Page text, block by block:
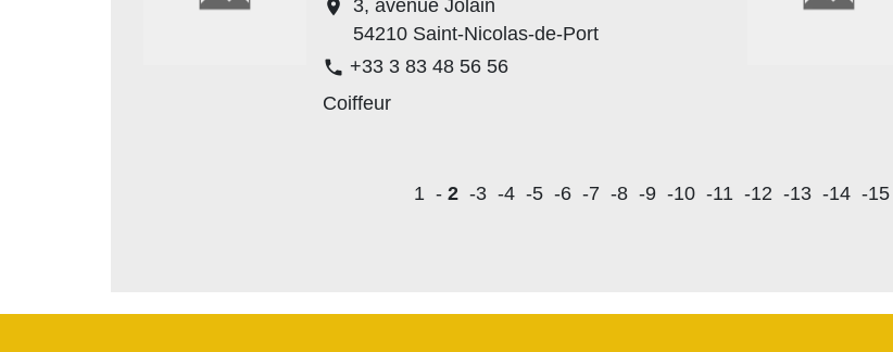
location_on
3, avenue Jolain
54210 Saint-Nicolas-de-Port
phone +33 3 83 48 56 56
Coiffeur
1 - 2 -3 -4 -5 -6 -7 -8 -9 -10 -11 -12 -13 -14 -15